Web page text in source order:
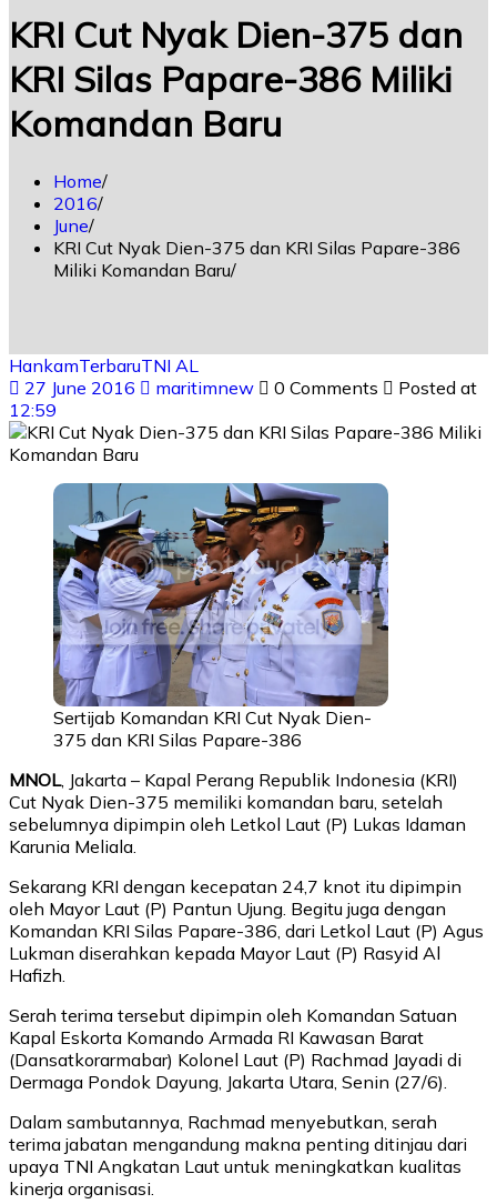
KRI Cut Nyak Dien-375 dan
KRI Silas Papare-386 Miliki
Komandan Baru
Home
2016
June
KRI Cut Nyak Dien-375 dan KRI Silas Papare-386
Miliki Komandan Baru
HankamTerbaruTNI AL
27 June 2016
maritimnew 0 Comments
Posted at
12:59
Sertijab Komandan KRI Cut Nyak Dien-
375 dan KRI Silas Papare-386
MNOL, Jakarta – Kapal Perang Republik Indonesia (KRI)
Cut Nyak Dien-375 memiliki komandan baru, setelah
sebelumnya dipimpin oleh Letkol Laut (P) Lukas Idaman
Karunia Meliala.
Sekarang KRI dengan kecepatan 24,7 knot itu dipimpin
oleh Mayor Laut (P) Pantun Ujung. Begitu juga dengan
Komandan KRI Silas Papare-386, dari Letkol Laut (P) Agus
Lukman diserahkan kepada Mayor Laut (P) Rasyid Al
Hafizh.
Serah terima tersebut dipimpin oleh Komandan Satuan
Kapal Eskorta Komando Armada RI Kawasan Barat
(Dansatkorarmabar) Kolonel Laut (P) Rachmad Jayadi di
Dermaga Pondok Dayung, Jakarta Utara, Senin (27/6).
Dalam sambutannya, Rachmad menyebutkan, serah
terima jabatan mengandung makna penting ditinjau dari
upaya TNI Angkatan Laut untuk meningkatkan kualitas
kinerja organisasi.